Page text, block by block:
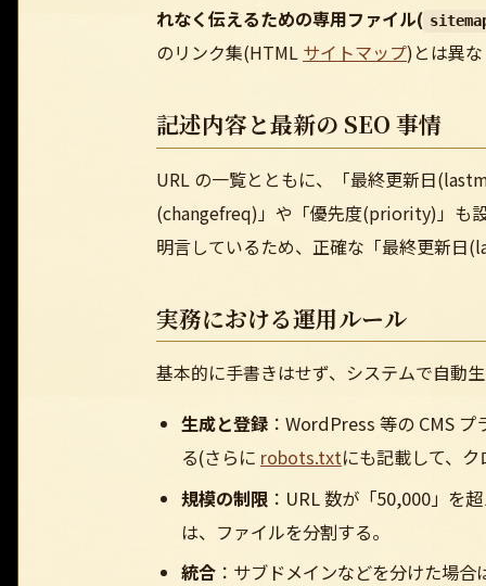
れなく伝えるための専用ファイル(
のリンク集(HTML サイトマップ)とは異
記述内容と最新の SEO 事情
URL の一覧とともに、「最終更新日
(changefreq)」や「優先度(priority)」も
明言しているため、正確な「最終更新日
実務における運用ルール
基本的に手書きはせず、システムで自動
生成と登録：WordPress 等の CMS
る(さらに robots.txtにも記載して、
規模の制限：URL 数が「50,000」を
は、ファイルを分割する。
統合：サブドメインなどを分けた場